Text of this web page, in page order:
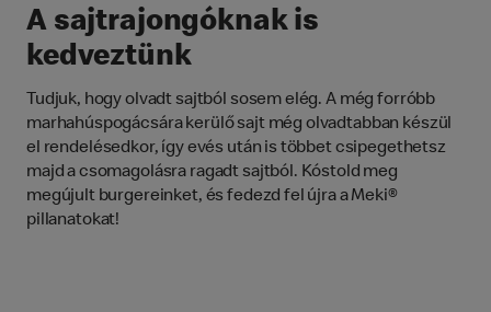
A sajtrajongóknak is
kedveztünk
Tudjuk, hogy olvadt sajtból sosem elég. A még forróbb
marhahúspogácsára kerülő sajt még olvadtabban készül
el rendelésedkor, így evés után is többet csipegethetsz
majd a csomagolásra ragadt sajtból. Kóstold meg
megújult burgereinket, és fedezd fel újra a Meki®
pillanatokat!